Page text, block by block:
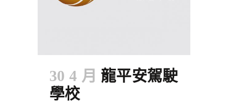
30 4 月 龍平安駕駛
學校